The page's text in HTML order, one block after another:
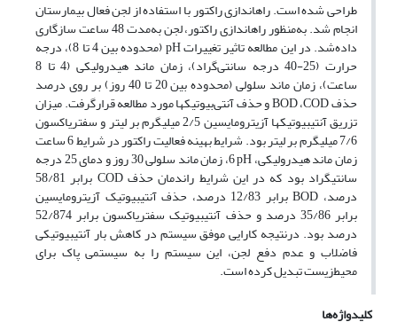
طراحی شده است.راه­اندازی راکتور با استفاده از لجن فعال بیمارستان
انجام شد. بهمنظور راه­اندازی راکتور، لجن به مدت 48 ساعت سازگاری
دادهشد. در این مطالعه تاثیر تغییراتpH (محدوده­ بین 4 تا 8)، درجه
حرارت (25-40 درجه سانتی گراد)، زمان ماند هیدرولیکی (4 تا 8
ساعت)، زمان ماند سلولی (محدوده­ بین 20 تا 40 روز) بر روی درصد
حذفCOD،BODو حذف آنتیبیوتیک­ها مورد مطالعه قرارگرفت. میزان
تزریق آنتی­بیوتیک­ها آزیترومایسین 2/5 میلی­گرم بر لیتر و سفتریاکسون
7/6 میلی­گرم بر لیتر بود. شرایط بهینه فعالیت راکتور در شرایط 6 ساعت
زمان ماند هیدرولیکی،pH 6، زمان ماند سلولی 30 روز و دمای 25 درجه
سانتی­گراد بود که در این شرایط راندمان حذفCOD برابر 58/81
درصد، BOD برابر 12/83 درصد، حذف آنتی­بیوتیک آزیترومایسین
برابر 35/86 درصد و حذف آنتی­بیوتیک سفتریاکسون برابر 52/874
درصد بود. درنتیجه کارایی موفق سیستم در کاهش بار آنتی­بیوتیکی
فاضلاب و عدم دفع لجن، این سیستم را به سیستمی پاک برای
محیطزیست تبدیل کرده است.
کلیدواژه‌ها